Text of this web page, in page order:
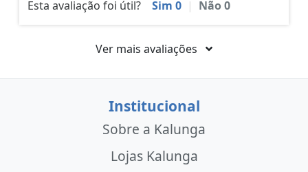
Esta avaliação foi útil?
Sim 0 | Não0
Ver mais avaliações
Institucional
Sobre a Kalunga
Lojas Kalunga